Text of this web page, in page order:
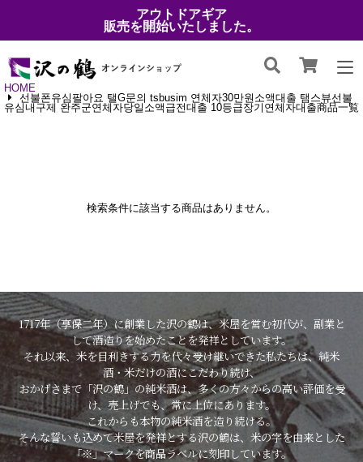
アウトドアギア
販売を開始いたしました。
HOME
선불폰유심팔아요 탤G문의 tsbusim 연체자30만원소액대출 탬스뷰선불
유심내구제 완주군연체자당일소액급전대출 10등급장기연체자대출商品一覧
検索条件に該当する商品はありません。
1717年（享保二年）に創業した沢の鶴は、米屋を営む初代が、副業と
して酒造りを始めたことを発祥としています。
それ以来、米を目利きする力を代々受け継いできた私たちは、純米
酒・米だけの酒にこだわり続け、
おかげさまで「沢の鶴」の純米酒は、多くの方々からの高い評価を受
け、売上げでも、常に上位にあります。
これからも本物の純米酒を造り続ける。
そんな誓いも込めて米屋を発祥とする沢の鶴は、米の字を由来とした
「※」マークを商品ラベルに刻印しています。